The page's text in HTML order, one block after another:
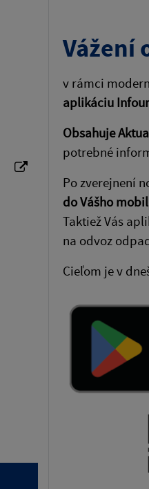
Vážení
v rámci
aplikáciu
Obsahuje
potrebné
Po zverejnení
do Vášho
Taktiež Vás
na odvoz
Cieľom je v